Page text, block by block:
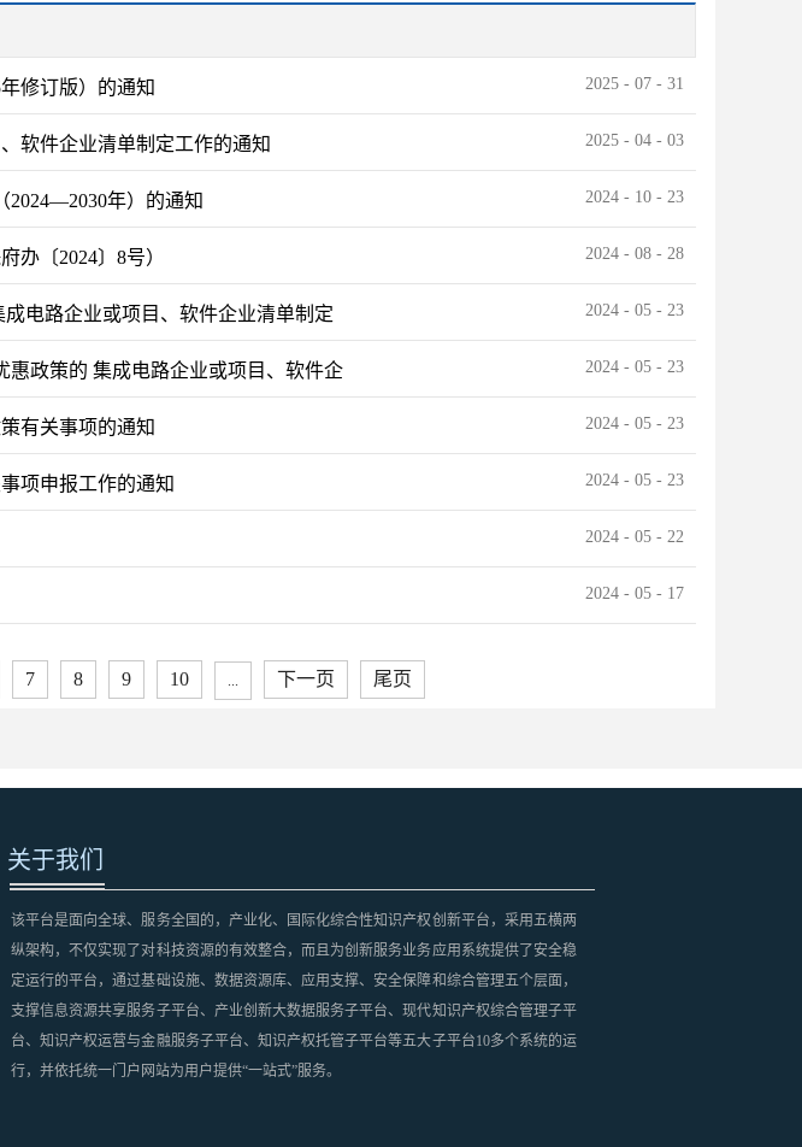
修订版）的通知 2025 - 07 - 31
软件企业清单制定工作的通知 2025 - 04 - 03
2024—2030年）的通知 2024 - 10 - 23
办〔2024〕8号） 2024 - 08 - 28
电路企业或项目、软件企业清单制定 2024 - 05 - 23
惠政策的 集成电路企业或项目、软件企 2024 - 05 - 23
有关事项的通知 2024 - 05 - 23
项申报工作的通知 2024 - 05 - 23
2024 - 05 - 22
2024 - 05 - 17
7 8 9 10 ... 下一页 尾页
关于我们
该平台是面向全球、服务全国的，产业化、国际化综合性知识产权创新平台，采用五横两
纵架构，不仅实现了对科技资源的有效整合，而且为创新服务业务应用系统提供了安全稳
定运行的平台，通过基础设施、数据资源库、应用支撑、安全保障和综合管理五个层面，
支撑信息资源共享服务子平台、产业创新大数据服务子平台、现代知识产权综合管理子平
台、知识产权运营与金融服务子平台、知识产权托管子平台等五大子平台10多个系统的运
行，并依托统一门户网站为用户提供“一站式”服务。